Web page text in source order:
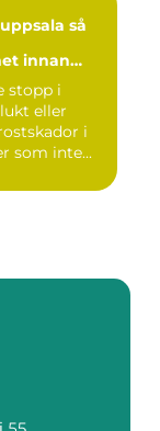
så
innan
stopp i
eller
i
som inte...